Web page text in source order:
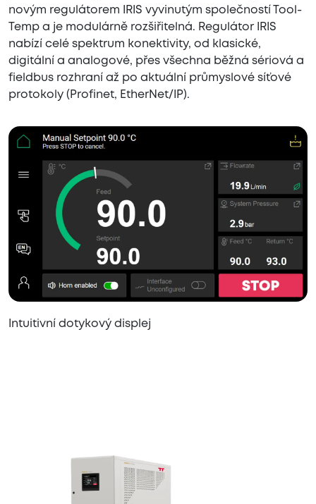
novým regulátorem IRIS vyvinutým společností Tool-
Temp a je modulárně rozšiřitelná. Regulátor IRIS
nabízí celé spektrum konektivity, od klasické,
digitální a analogové, přes všechna běžná sériová a
fieldbus rozhraní až po aktuální průmyslové síťové
protokoly (Profinet, EtherNet/IP).
Intuitivní dotykový displej